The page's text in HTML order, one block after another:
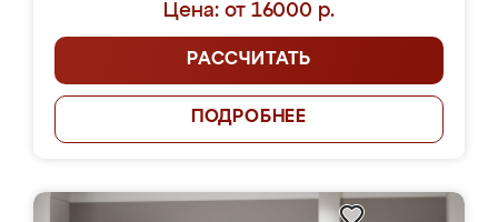
Цена: от 16000 р.
РАССЧИТАТЬ
ПОДРОБНЕЕ